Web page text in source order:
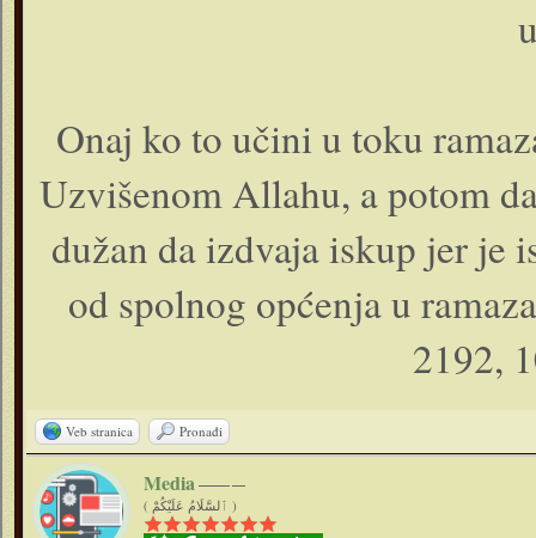
Onaj ko to učini u toku
Uzvišenom Allahu, a potom
dužan da izdvaja iskup jer je
od spolnog općenja u
2192,
Veb stranica Pronađi
Media
( ٱلسَّلَامُ عَلَيْكُمْ )